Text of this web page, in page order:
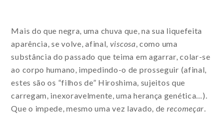
Mais do que negra, uma chuva que, na sua liquefeita
aparência, se volve, afinal, viscosa, como uma
substância do passado que teima em agarrar, colar-se
ao corpo humano, impedindo-o de prosseguir (afinal,
estes são os “filhos de” Hiroshima, sujeitos que
carregam, inexoravelmente, uma herança genética…).
Que o impede, mesmo uma vez lavado, de recomeçar.